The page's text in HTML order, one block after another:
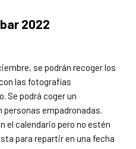
2022
se podrán recoger los
las fotografías
Se podrá coger un
personas empadronadas.
el calendario pero no estén
para repartir en una fecha